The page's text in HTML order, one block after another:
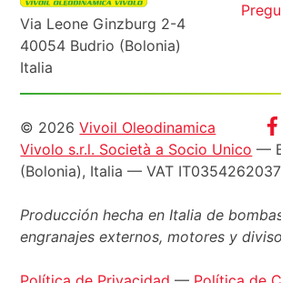
Via Leone Ginzburg 2-4
40054 Budrio (Bolonia)
Italia
Informazioni
legali
© 2026Vivoil Oleodinamica
Vivolo s.r.l. Società a Socio Unico —
(Bolonia), Italia — VAT
Producción hecha en Italia de
engranajes externos, motores y